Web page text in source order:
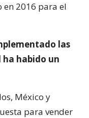
2016 para el
las
habido un
México y
para vender